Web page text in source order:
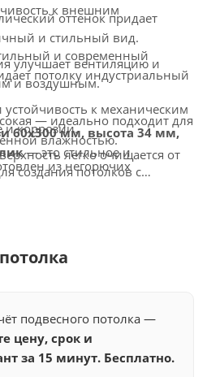
к внешним
и современный
потолку индустриальный
— идеально подходит для
влажностью.
из негорючих
современным стандартам
светильниками и другими
оттенок придает
и стильный вид.
улучшает вентиляцию и
и воздушным.
к механическим
и коррозии.
легко очищается от
— идеально подходит
60x300 мм, высота 34 мм,
— это стильное и
создания потолков с
и элегантность.
подвесного потолка —
цену, срок и
за 15 минут. Бесплатно.